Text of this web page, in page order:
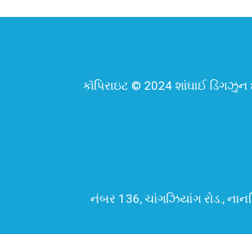
કૉપિરાઇટ © 2024 શાંઘાઈ
નંબર 136, ચાંગઝિયાંગ રોડ.,